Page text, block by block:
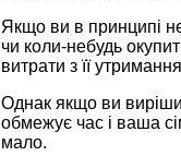
Якщо ви в принципі
чи коли-небудь
витрати з її
Однак якщо ви
обмежує час і ваша
мало.